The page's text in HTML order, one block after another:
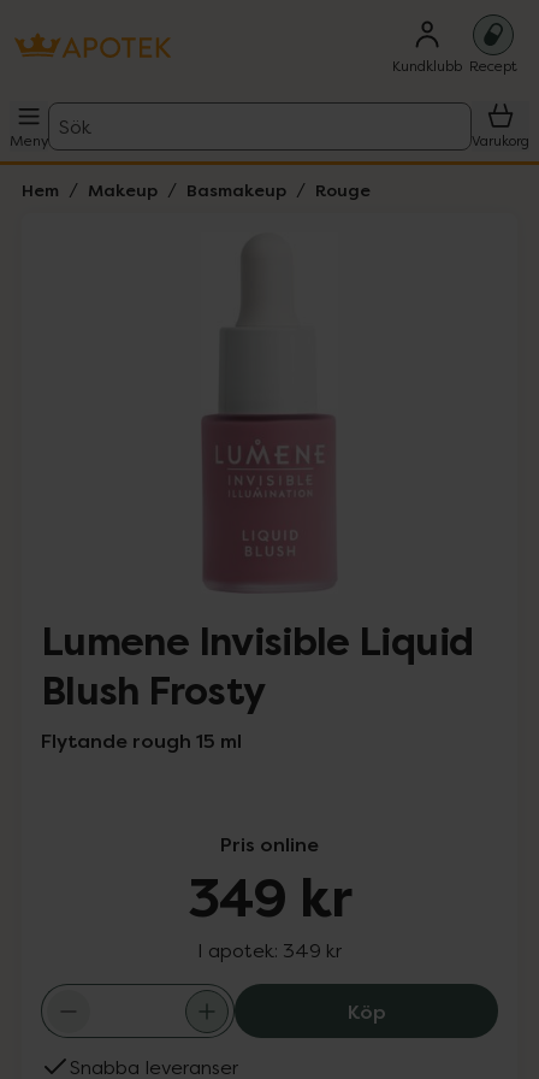
Kundklubb Recept
Meny
Sök
Varukorg
Hem Makeup Basmakeup Rouge
Lumene Invisible Liquid
Blush Frosty
Flytande rough 15 ml
Pris online
349 kr
I apotek: 349 kr
KöpLumene
Snabba leveranser